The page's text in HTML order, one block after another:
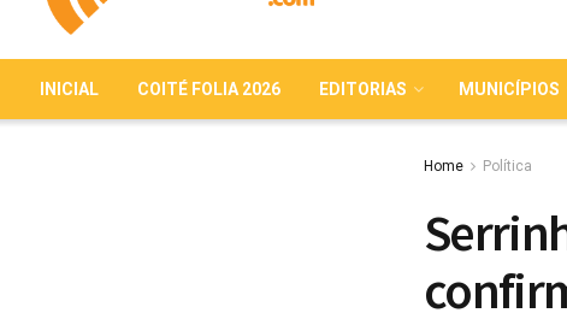
INICIAL COITÉ FOLIA 2026 EDITORIAS MUNICÍPIOS
Home Política